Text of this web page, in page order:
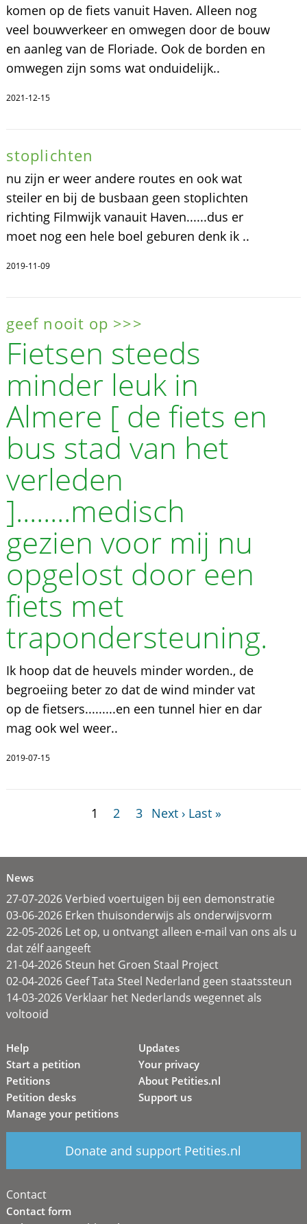
komen op de fiets vanuit Haven. Alleen nog
veel bouwverkeer en omwegen door de bouw
en aanleg van de Floriade. Ook de borden en
omwegen zijn soms wat onduidelijk..
2021-12-15
stoplichten
nu zijn er weer andere routes en ook wat
steiler en bij de busbaan geen stoplichten
richting Filmwijk vanauit Haven......dus er
moet nog een hele boel geburen denk ik ..
2019-11-09
geef nooit op >>>
Fietsen steeds
minder leuk in
Almere [ de fiets en
bus stad van het
verleden
]........medisch
gezien voor mij nu
opgelost door een
fiets met
trapondersteuning.
Ik hoop dat de heuvels minder worden., de
begroeiing beter zo dat de wind minder vat
op de fietsers.........en een tunnel hier en dar
mag ook wel weer..
2019-07-15
1 2 3 Next › Last »
News
27-07-2026 Verbied voertuigen bij een demonstratie
03-06-2026 Erken thuisonderwijs als onderwijsvorm
22-05-2026 Let op, u ontvangt alleen e-mail van ons als u
dat zélf aangeeft
21-04-2026 Steun het Groen Staal Project
02-04-2026 Geef Tata Steel Nederland geen staatssteun
14-03-2026 Verklaar het Nederlands wegennet als
voltooid
Help
Start a petition
Petitions
Petition desks
Manage your petitions
Updates
Your privacy
About Petities.nl
Support us
Donate and support Petities.nl
Contact
Contact form